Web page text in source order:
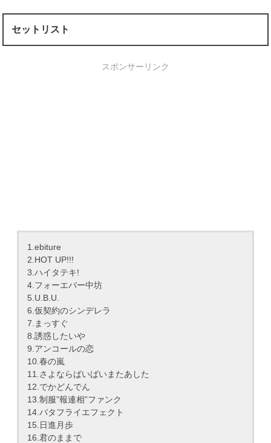
セットリスト
スポンサーリンク
1.ebiture
2.HOT UP!!!
3.ハイタテキ!
4.フォーエバー中坊
5.U.B.U.
6.仮契約のシンデレラ
7.まっすぐ
8.誘惑したいや
9.アンコールの恋
10.春の嵐
11.さよならばいばいまたあした
12.でかどんでん
13.制服”報連相”ファンク
14.バタフライエフェクト
15.日進月歩
16.君のままで